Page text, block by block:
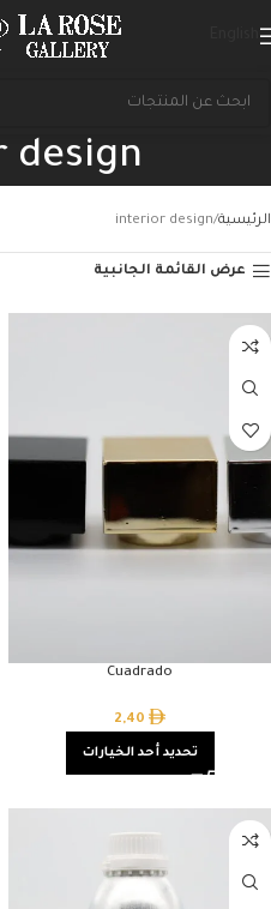
design
الرئيسية interior design
عرض القائمة الجانبية
Cuadrado
2,40
تحديد أحد الخيارات